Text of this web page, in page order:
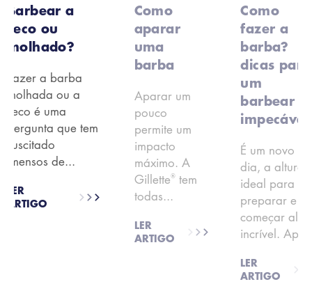
Barbear a
seco ou
molhado?
Fazer a barba
molhada ou a
seco é uma
pergunta que tem
suscitado
imensos de...
LER
ARTIGO
Como
aparar
uma
barba
Aparar um
pouco
permite um
impacto
máximo. A
Gillette®tem
todas...
LER
ARTIGO
Como
fazer a
barba?
dicas para
um
barbear
impecável
É um novo
dia, a altura
ideal para se
preparar e
começar algo
incrível.
LER
ARTIGO